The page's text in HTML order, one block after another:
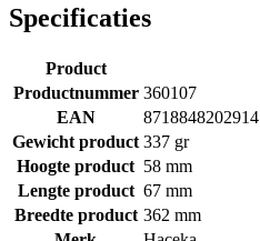
Specificaties
Product
Productnummer 360107
EAN
8718848202914
Gewicht product 337 gr
Hoogte product 58 mm
Lengte product 67 mm
Breedte product 362 mm